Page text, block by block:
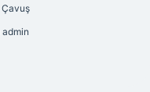
Çavuş
admin